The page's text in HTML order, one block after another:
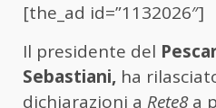
[the_ad id=”1132026″]
Il presidente del
Sebastiani, ha
dichiarazioni a Rete8a